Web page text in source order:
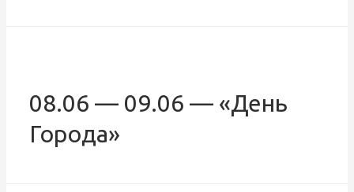
08.06 — 09.06 — «День
Города»